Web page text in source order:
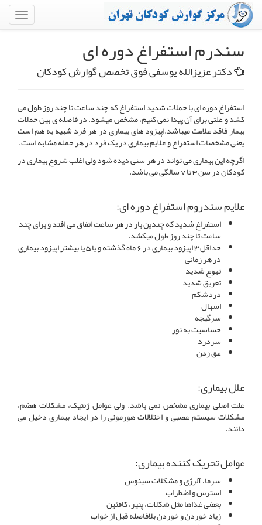
سندرم استفراغ دوره ای
دکتر عزیزالله یوسفی فوق تخصص گوارش کودکان
استفراغ دوره ای با حملات شدید استفراغ که چند ساعت تا چند روز طول می
کشد و علتی برای آن پیدا نمی کنیم، مشخص میشود. در فاصله ی بین حملات
بیمار فاقد علامت میباشد.اپیزود های بیماری در هر فرد شبیه به هم است
یعنی مشخصات استفراغ و علایم بیماری در یک فرد در هر حمله مشابه است.
اگرچه این بیماری می تواند در هر سنی دیده شود ولی اغلب شروع بیماری در
کودکان در سن 3 تا 7 سالگی می باشد.
علایم سندروم استفراغ دوره ای:
استفراغ شدید که چندین بار در هر ساعت اتفاق می افتد و برای چند
ساعت تا چند روز طول میکشد.
حداقل 3 اپیزود بیماری در 6 ماه گذشته و یا 5 یا بیشتر اپیزود بیماری
در هر زمانی
تهوع شدید
تعریق شدید
دردشکم
اسهال
سرگیجه
حساسیت به نور
سردرد
عق زدن
علل بیماری:
علت اصلی بیماری مشخص نمی باشد. ولی عوامل ژنتیک، مشکلات هضم،
مشکلات سیستم عصبی و اختلالات هورمونی را در ایجاد بیماری دخیل می
دانند.
عوامل تحریک کننده بیماری:
سرما، آلرژی و مشکلات سینوس
استرس و اضطراب
بعضی غذاها مثل شکلات، پنیر، کافئین
زیاد خوردن و خوردن بلافاصله قبل از خواب